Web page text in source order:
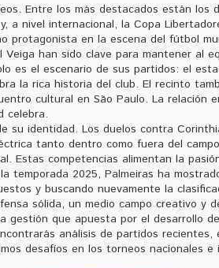
Entre los más destacados están los
a nivel internacional, la Copa
protagonista en la escena del fútbol
Veiga han sido clave para mantener al
es el escenario de sus partidos: el
la rica historia del club. El recinto
cultural en São Paulo. La relación
celebra.
su identidad. Los duelos contra
tanto dentro como fuera del
Estas competencias alimentan la
temporada 2025, Palmeiras ha
y buscando nuevamente la
sólida, un medio campo creativo y
gestión que apuesta por el desarrollo
análisis de partidos
desafíos en los torneos nacionales e